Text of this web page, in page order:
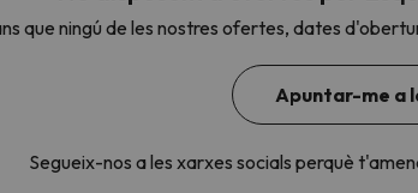
ha perdut el nord. Quan trobi la seva
que ningú de les nostres ofertes, dates
Apuntar-me a
Segueix-nos a les xarxes socials perquè